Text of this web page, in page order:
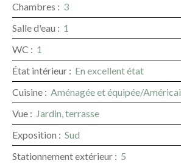
Chambres : 3
Salle d'eau : 1
WC : 1
État intérieur : En excellent état
Cuisine : Aménagée et équipée/
Vue : Jardin, terrasse
Exposition : Sud
Stationnement extérieur : 5